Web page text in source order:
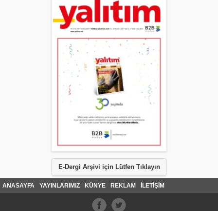
E-Dergi Arşivi için Lütfen Tıklayın
ANASAYFA YAYINLARIMIZ KÜNYE REKLAM İLETİŞİM